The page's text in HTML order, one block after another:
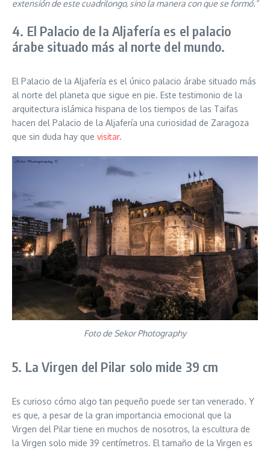
extensión de este cuadrilongo, sino la manera con que se formó.”
4. El Palacio de la Aljafería es el palacio
árabe situado más al norte del mundo.
El Palacio de la Aljafería es el único palacio árabe situado más
al norte del planeta que sigue en pie. Este testimonio de la
arquitectura islámica hispana de los tiempos de las Taifas
hacen del Palacio de la Aljafería una curiosidad de Zaragoza
que sin duda hay que visitar.
Foto de Sekor Photography
5. La Virgen del Pilar solo mide 39 cm
Es curioso cómo algo tan pequeño puede ser tan venerado. Y
es que, a pesar de la gran importancia emocional que la
Virgen del Pilar tiene en muchos de nosotros, la escultura de
la Virgen solo mide 39 centímetros. El tamaño de la Virgen es